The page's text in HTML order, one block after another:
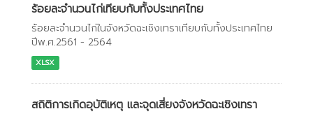
ร้อยละจำนวนไก่เทียบกับทั้งประเทศไทย
ร้อยละจำนวนไก่ในจังหวัดฉะเชิงเทราเทียบกับทั้งประเทศไทย
ปีพ.ศ.2561 - 2564
XLSX
สถิติการเกิดอุบัติเหตุ และจุดเสี่ยงจังหวัดฉะเชิงเทรา